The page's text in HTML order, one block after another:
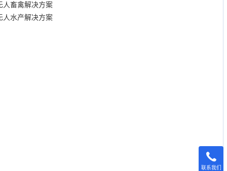
人畜禽解决方案
人水产解决方案
联系我们